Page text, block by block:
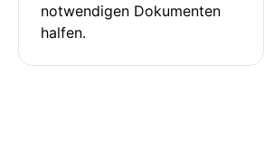
notwendigen Dokumenten
halfen.